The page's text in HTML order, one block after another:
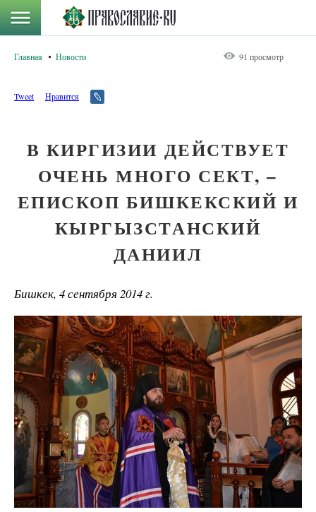
Главная Новости 91 просмотр
Tweet Нравится
В КИРГИЗИИ ДЕЙСТВУЕТ
ОЧЕНЬ МНОГО СЕКТ, –
ЕПИСКОП БИШКЕКСКИЙ И
КЫРГЫЗСТАНСКИЙ
ДАНИИЛ
Бишкек, 4 сентября 2014 г.